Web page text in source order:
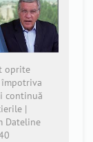
oprite
continuă
|
Dateline